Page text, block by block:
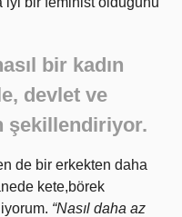
bir kadın
devlet ve
şekillendiriyor.
de bir erkekten daha
kete,börek
“Nasıl daha az